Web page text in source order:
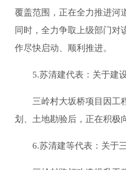
覆盖范围，正在全力推进河
同时，全力争取上级部门对
作尽快启动、顺利推进。
5.苏清建代表：关于建设
三岭村大坂桥项目因工
划、土地勘验后，正在积极
6.苏清建等代表：关于三